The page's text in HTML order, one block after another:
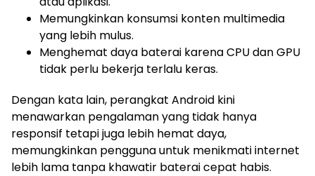
Memungkinkan konsumsi konten multimedia
yang lebih mulus.
Menghemat daya baterai karena CPU dan GPU
tidak perlu bekerja terlalu keras.
Dengan kata lain, perangkat Android kini
menawarkan pengalaman yang tidak hanya
responsif tetapi juga lebih hemat daya,
memungkinkan pengguna untuk menikmati internet
lebih lama tanpa khawatir baterai cepat habis.